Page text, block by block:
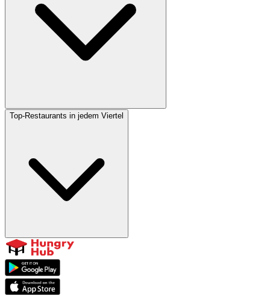
Top-Restaurants in jedem Viertel